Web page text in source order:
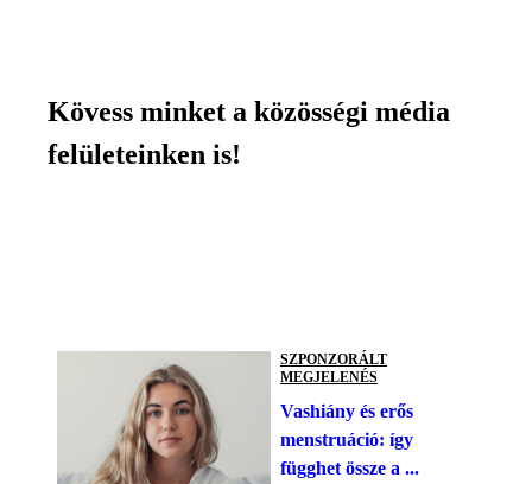
Kövess minket a közösségi média
felületeinken is!
SZPONZORÁLT
MEGJELENÉS
Vashiány és erős
menstruáció: így
függhet össze a ...